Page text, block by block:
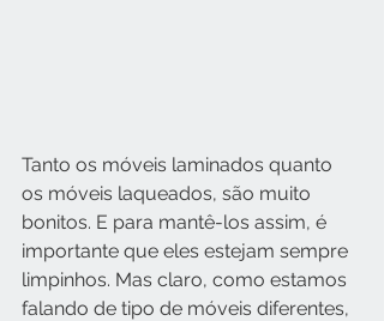
Tanto os móveis laminados quanto
os móveis laqueados, são muito
bonitos. E para mantê-los assim, é
importante que eles estejam sempre
limpinhos. Mas claro, como estamos
falando de tipo de móveis diferentes,